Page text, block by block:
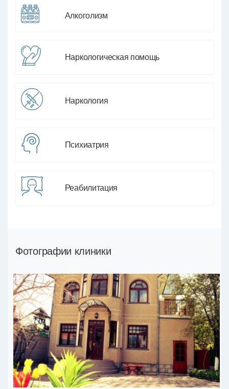
Алкоголизм
Наркологическая помощь
Наркология
Психиатрия
Реабилитация
Фотографии клиники